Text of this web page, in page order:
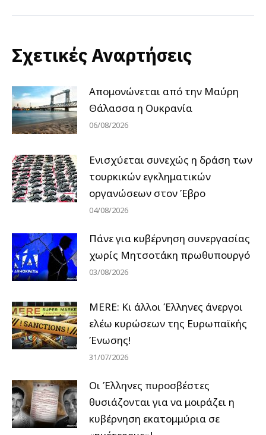
Σχετικές Αναρτήσεις
Απομονώνεται από την Μαύρη
Θάλασσα η Ουκρανία
06/08/2026
Ενισχύεται συνεχώς η δράση των
τουρκικών εγκληματικών
οργανώσεων στον Έβρο
04/08/2026
Πάνε για κυβέρνηση συνεργασίας
χωρίς Μητσοτάκη πρωθυπουργό
03/08/2026
MERE: Κι άλλοι Έλληνες άνεργοι
ελέω κυρώσεων της Ευρωπαϊκής
Ένωσης!
31/07/2026
Οι Έλληνες πυροσβέστες
θυσιάζονται για να μοιράζει η
κυβέρνηση εκατομμύρια σε